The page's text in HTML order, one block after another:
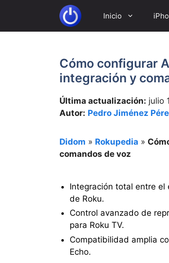
contenido
Inicio
Cómo configurar
integración y
Última actualización: julio
Autor: Pedro Jiménez
Didom » Rokupedia »
comandos de voz
Integración total entre el
de Roku.
Control avanzado de
para Roku TV.
Compatibilidad amplia
Echo.